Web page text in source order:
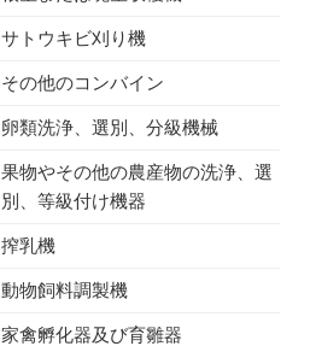
サトウキビ刈り機
その他のコンバイン
卵類洗浄、選別、分級機械
果物やその他の農産物の洗浄、選
別、等級付け機器
搾乳機
動物飼料調製機
家禽孵化器及び育雛器